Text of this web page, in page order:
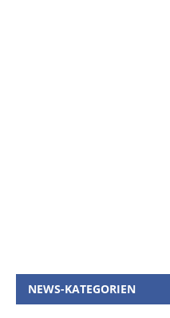
NEWS-KATEGORIEN